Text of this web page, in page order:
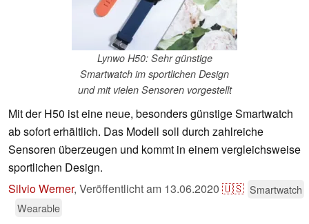
Lynwo H50: Sehr günstige
Smartwatch im sportlichen Design
und mit vielen Sensoren vorgestellt
Mit der H50 ist eine neue, besonders günstige Smartwatch
ab sofort erhältlich. Das Modell soll durch zahlreiche
Sensoren überzeugen und kommt in einem vergleichsweise
sportlichen Design.
Silvio Werner, Veröffentlicht am 13.06.2020 🇺🇸 Smartwatch
Wearable